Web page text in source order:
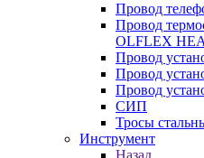
Провод
Провод
OLFLEX
Провод
Провод
Провод
СИП
Тросы
Инструмент